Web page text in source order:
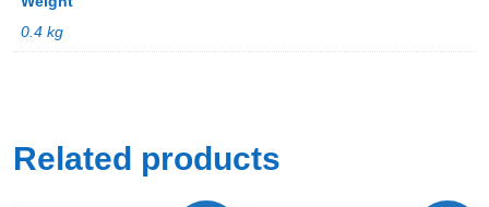
0.4 kg
Related products